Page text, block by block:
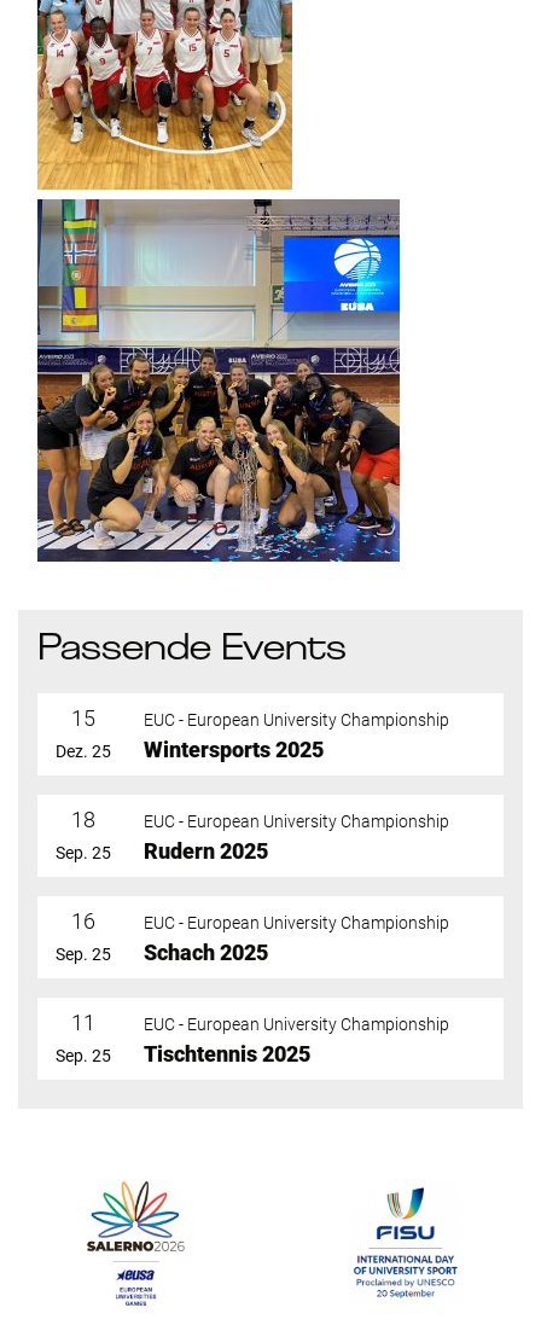
Passende Events
15
Dez. 25
EUC - European University Championship
Wintersports 2025
18
Sep. 25
EUC - European University Championship
Rudern 2025
16
Sep. 25
EUC - European University Championship
Schach 2025
11
Sep. 25
EUC - European University Championship
Tischtennis 2025